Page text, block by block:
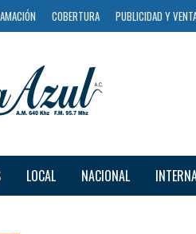
COBERTURA PUBLICIDAD Y
LOCAL NACIONAL